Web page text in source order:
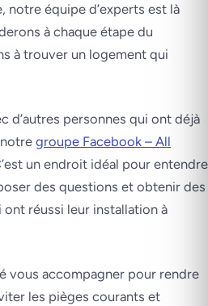
notre équipe d’experts est là
à chaque étape du
à trouver un logement qui
d’autres personnes qui ont déjà
groupe Facebook – All
un endroit idéal pour entendre
des questions et obtenir des
réussi leur installation à
vous accompagner pour rendre
les pièges courants et